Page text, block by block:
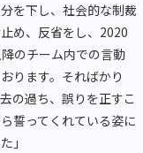
を下し、社会的な制裁
め、反省をし、2020
のチーム内での言動
ります。そればかり
の過ち、誤りを正すこ
誓ってくれている姿に
」